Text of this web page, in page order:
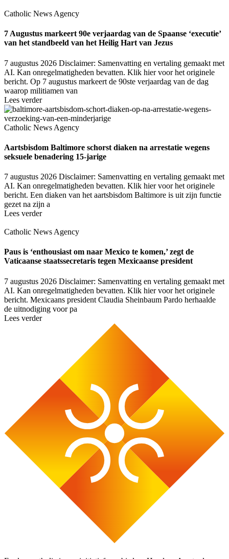
Catholic News Agency
7 Augustus markeert 90e verjaardag van de Spaanse ‘executie’
van het standbeeld van het Heilig Hart van Jezus
7 augustus 2026 Disclaimer: Samenvatting en vertaling gemaakt met
AI. Kan onregelmatigheden bevatten. Klik hier voor het originele
bericht. Op 7 augustus markeert de 90ste verjaardag van de dag
waarop militiamen van
Lees verder
Catholic News Agency
Aartsbisdom Baltimore schorst diaken na arrestatie wegens
seksuele benadering 15-jarige
7 augustus 2026 Disclaimer: Samenvatting en vertaling gemaakt met
AI. Kan onregelmatigheden bevatten. Klik hier voor het originele
bericht. Een diaken van het aartsbisdom Baltimore is uit zijn functie
gezet na zijn a
Lees verder
Catholic News Agency
Paus is ‘enthousiast om naar Mexico te komen,’ zegt de
Vaticaanse staatssecretaris tegen Mexicaanse president
7 augustus 2026 Disclaimer: Samenvatting en vertaling gemaakt met
AI. Kan onregelmatigheden bevatten. Klik hier voor het originele
bericht. Mexicaans president Claudia Sheinbaum Pardo herhaalde
de uitnodiging voor pa
Lees verder